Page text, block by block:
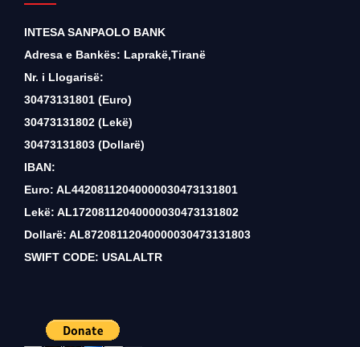
INTESA SANPAOLO BANK
Adresa e Bankës: Laprakë,Tiranë
Nr. i Llogarisë:
30473131801 (Euro)
30473131802 (Lekë)
30473131803 (Dollarë)
IBAN:
Euro: AL44208112040000030473131801
Lekë: AL17208112040000030473131802
Dollarë: AL87208112040000030473131803
SWIFT CODE: USALALTR